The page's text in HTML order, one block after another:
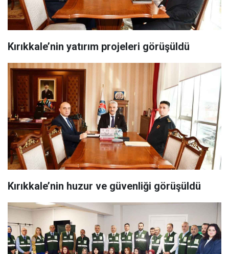
Kırıkkale’nin yatırım projeleri görüşüldü
Kırıkkale’nin huzur ve güvenliği görüşüldü